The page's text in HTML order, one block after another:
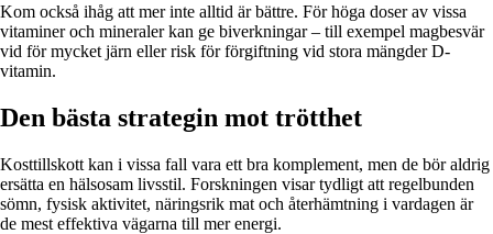
Kom också ihåg att mer inte alltid är bättre. För höga doser av vissa
vitaminer och mineraler kan ge biverkningar – till exempel magbesvär
vid för mycket järn eller risk för förgiftning vid stora mängder D-
vitamin.
Den bästa strategin mot trötthet
Kosttillskott kan i vissa fall vara ett bra komplement, men de bör aldrig
ersätta en hälsosam livsstil. Forskningen visar tydligt att regelbunden
sömn, fysisk aktivitet, näringsrik mat och återhämtning i vardagen är
de mest effektiva vägarna till mer energi.